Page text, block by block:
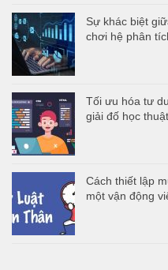
Sự khác biệt
chơi hệ phân
Tối ưu hóa tư
giải đố học thuật
Cách thiết lập
một vận động